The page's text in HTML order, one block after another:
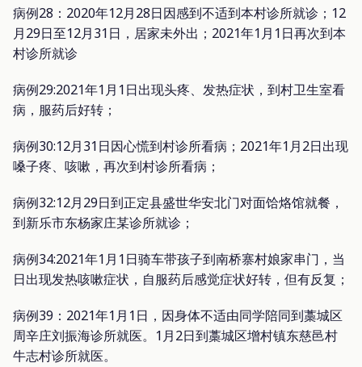
病例28：2020年12月28日因感到不适到本村诊所就诊；12
月29日至12月31日，居家未外出；2021年1月1日再次到本
村诊所就诊
病例29:2021年1月1日出现头疼、发热症状，到村卫生室看
病，服药后好转；
病例30:12月31日因心慌到村诊所看病；2021年1月2日出现
嗓子疼、咳嗽，再次到村诊所看病；
病例32:12月29日到正定县盛世华安北门对面饸烙馆就餐，
到新乐市东杨家庄某诊所就诊；
病例34:2021年1月1日骑车带孩子到南桥寨村娘家串门，当
日出现发热咳嗽症状，自服药后感觉症状好转，但有反复；
病例39：2021年1月1日，因身体不适由同学陪同到藁城区
周辛庄刘振海诊所就医。1月2日到藁城区增村镇东慈邑村
牛志村诊所就医。